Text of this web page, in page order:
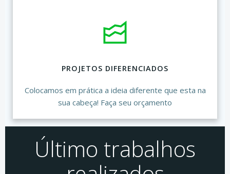
PROJETOS DIFERENCIADOS
Colocamos em prática a ideia diferente que esta na
sua cabeça! Faça seu orçamento
Último trabalhos